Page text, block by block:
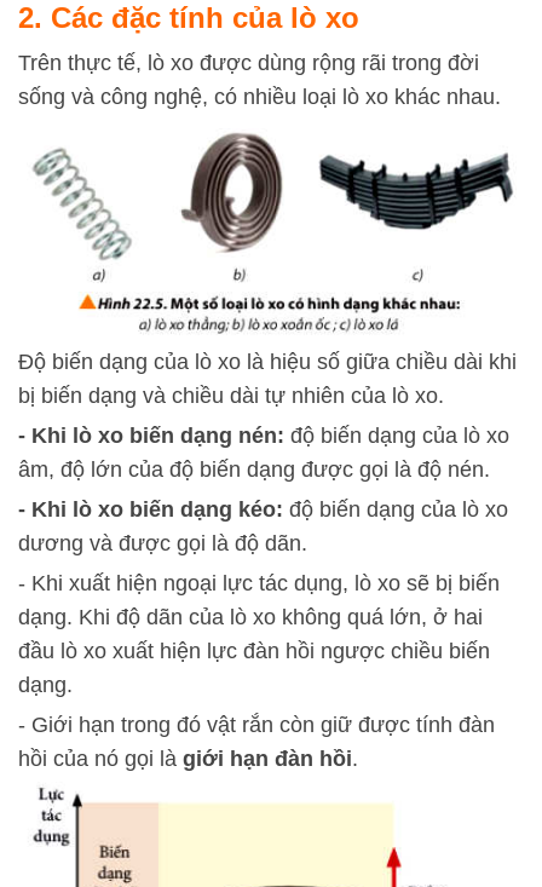
2. Các đặc tính của lò xo
Trên thực tế, lò xo được dùng rộng rãi trong đời
sống và công nghệ, có nhiều loại lò xo khác nhau.
Độ biến dạng của lò xo là hiệu số giữa chiều dài khi
bị biến dạng và chiều dài tự nhiên của lò xo.
- Khi lò xo biến dạng nén: độ biến dạng của lò xo
âm, độ lớn của độ biến dạng được gọi là độ nén.
- Khi lò xo biến dạng kéo: độ biến dạng của lò xo
dương và được gọi là độ dãn.
- Khi xuất hiện ngoại lực tác dụng, lò xo sẽ bị biến
dạng. Khi độ dãn của lò xo không quá lớn, ở hai
đầu lò xo xuất hiện lực đàn hồi ngược chiều biến
dạng.
- Giới hạn trong đó vật rắn còn giữ được tính đàn
hồi của nó gọi là giới hạn đàn hồi.